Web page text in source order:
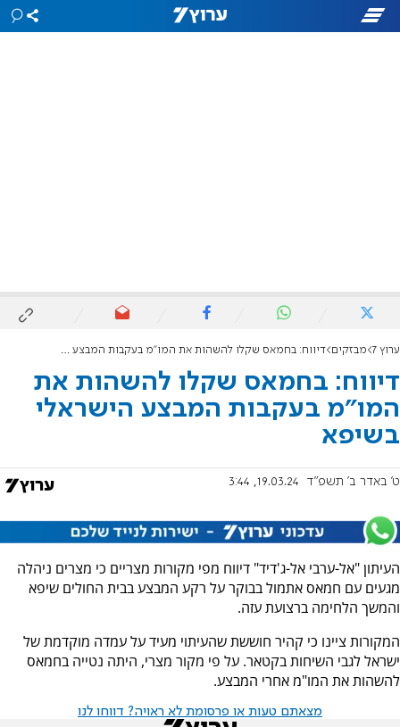
ערוץ 7 מבזקים דיווח: בחמאס שקלו להשהות את המו"מ בעקבות המבצע הישראלי בשיפא
דיווח: בחמאס שקלו להשהות את
המו"מ בעקבות המבצע הישראלי
בשיפא
ט' באדר ב׳ תשפ"ד 19.03.24, 3:44
העיתון "אל-ערבי אל-ג'דיד" דיווח מפי מקורות מצריים כי מצרים ניהלה
מגעים עם חמאס אתמול בבוקר על רקע המבצע בבית החולים שיפא
והמשך הלחימה ברצועת עזה.
המקורות ציינו כי קהיר חוששת שהעיתוי מעיד על עמדה מוקדמת של
ישראל לגבי השיחות בקטאר. על פי מקור מצרי, היתה נטייה בחמאס
להשהות את המו"מ אחרי המבצע.
מצאתם טעות או פרסומת לא ראויה? דווחו לנו